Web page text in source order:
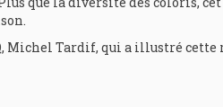
Tardif, qui a illustré cette